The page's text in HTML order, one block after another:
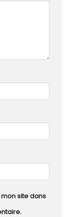
site dans